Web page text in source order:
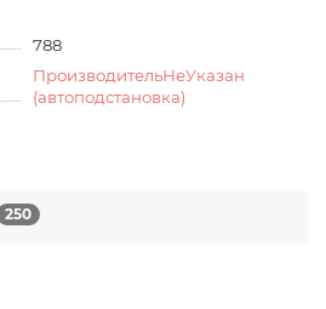
788
ПроизводительНеУказан
(автоподстановка)
250